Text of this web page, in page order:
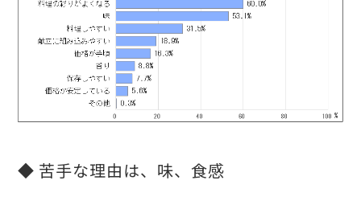
◆ 苦手な理由は、味、食感